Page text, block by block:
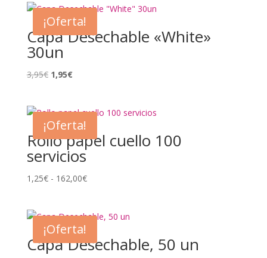
¡Oferta!
Capa Desechable «White»
30un
3,95€ El
era:
3,95€.
1,95€El
es:
1,95€.
¡Oferta!
Rollo papel cuello 100
servicios
1,25€ - 162,00€Rango
desde
hasta
¡Oferta!
Capa Desechable, 50 un